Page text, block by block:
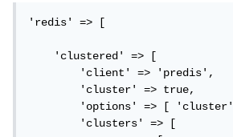
'redis' => [
    'clustered' => [
        'client' => 'predis',
        'cluster' => true,
        'options' => [ 'cluster' => 'redis' ],
        'clusters' => [